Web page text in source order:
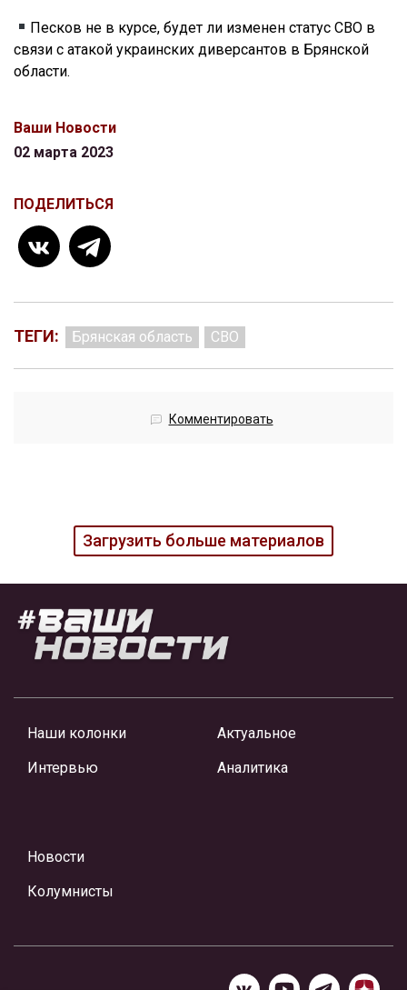
Песков не в курсе, будет ли изменен статус СВО в
связи с атакой украинских диверсантов в Брянской
области.
Ваши Новости
02 марта 2023
ПОДЕЛИТЬСЯ
ТЕГИ: Брянская область СВО
Комментировать
Загрузить больше материалов
Наши колонки
Интервью
Актуальное
Аналитика
Новости
Колумнисты